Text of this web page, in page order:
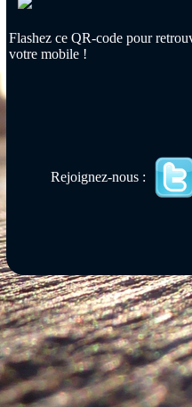
Flashez ce QR-code pour
votre mobile !
Rejoignez-nous :